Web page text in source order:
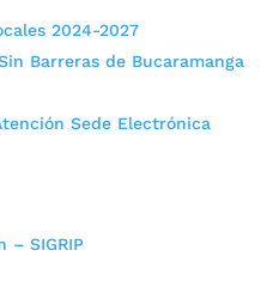
2024-2027
Barreras de Bucaramanga
Sede Electrónica
– SIGRIP
100.7 F.M. por los animales
en el marco de la Feria
Bucaramanga latirá más